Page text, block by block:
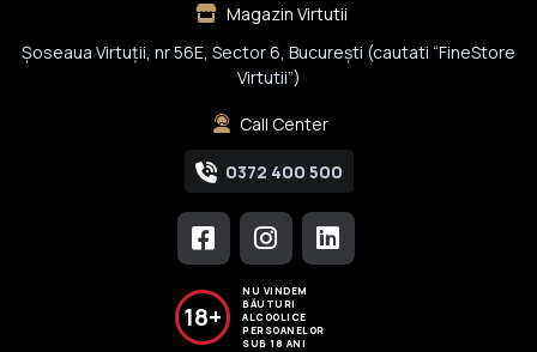
Magazin Virtutii
Șoseaua Virtuții, nr 56E, Sector 6, București (cautati “FineStore
Virtutii”)
Call Center
0372 400 500
18+
NU VINDEM
BĂUTURI
ALCOOLICE
PERSOANELOR
SUB 18 ANI